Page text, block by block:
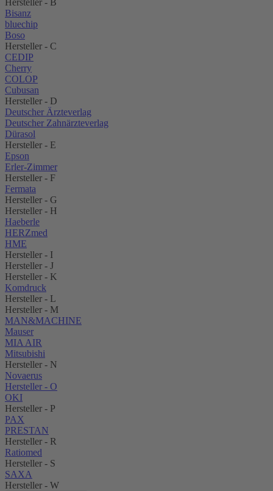
Hersteller - B
Bisanz
bluechip
Boso
Hersteller - C
CEDIP
Cherry
COLOP
Cubusan
Hersteller - D
Deutscher Ärzteverlag
Deutscher Zahnärzteverlag
Dürasol
Hersteller - E
Epson
Erler-Zimmer
Hersteller - F
Fermata
Hersteller - G
Hersteller - H
Haeberle
HERZmed
HME
Hersteller - I
Hersteller - J
Hersteller - K
Komdruck
Hersteller - L
Hersteller - M
MAN&MACHINE
Mauser
MIA AIR
Mitsubishi
Hersteller - N
Novaerus
Hersteller - O
OKI
Hersteller - P
PAX
PRESTAN
Hersteller - R
Ratiomed
Hersteller - S
SAXA
Hersteller - W